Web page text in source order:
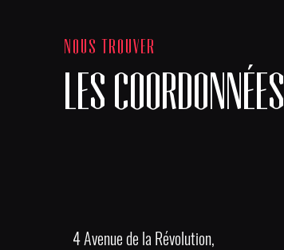
NOUS TROUVER
LES COORDONNÉES
4 Avenue de la Révolution,